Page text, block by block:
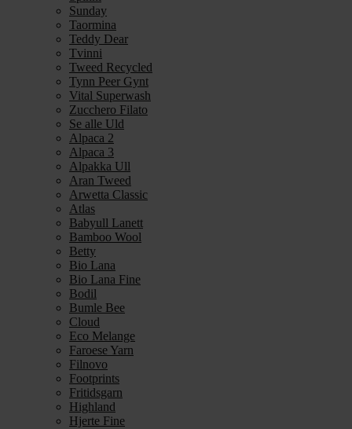
Sunday
Taormina
Teddy Dear
Tvinni
Tweed Recycled
Tynn Peer Gynt
Vital Superwash
Zucchero Filato
Se alle Uld
Alpaca 2
Alpaca 3
Alpakka Ull
Aran Tweed
Arwetta Classic
Atlas
Babyull Lanett
Bamboo Wool
Betty
Bio Lana
Bio Lana Fine
Bodil
Bumle Bee
Cloud
Eco Melange
Faroese Yarn
Filnovo
Footprints
Fritidsgarn
Highland
Hjerte Fine